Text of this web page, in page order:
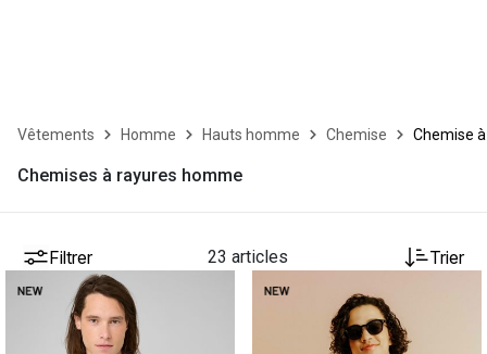
Vêtements Homme Hauts homme Chemise Chemise
Chemises à rayures homme
Filtrer 23 articles Trier